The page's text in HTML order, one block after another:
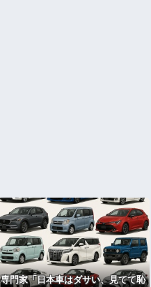
専門家「日本車はダサい、見てて恥